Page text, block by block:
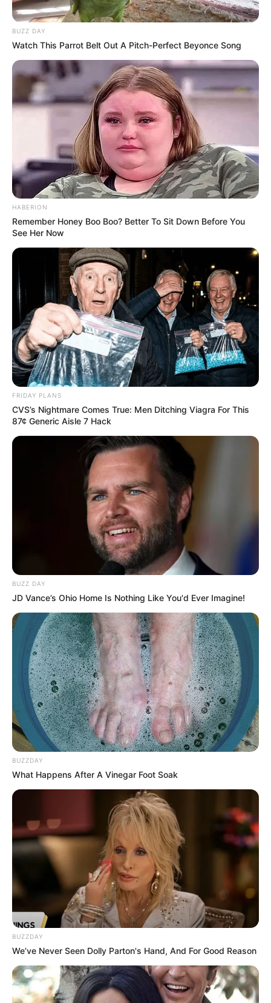
TAGS
ΚΑΡΥΣΤΟΣ
ΤΑΥΤΟΤΗΤΑ ΚΑΙ ΕΠΙΚΟΙΝΩΝΙΑ ΟΡΟΙ ΧΡΗΣΗΣ
© 2025 EVIANEWS του Γιώργου Κουτσελίνη
BUZZ DAY
Watch This Parrot Belt Out A Pitch-Perfect Beyonce Song
HABERION
Remember Honey Boo Boo? Better To Sit Down Before You
See Her Now
FRIDAY PLANS
CVS’s Nightmare Comes True: Men Ditching Viagra For This
87¢ Generic Aisle 7 Hack
BUZZ DAY
JD Vance’s Ohio Home Is Nothing Like You'd Ever Imagine!
BUZZDAY
What Happens After A Vinegar Foot Soak
BUZZDAY
We’ve Never Seen Dolly Parton's Hand, And For Good Reason